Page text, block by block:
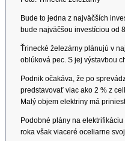
Bude to jedna z najväčších
bude najväčšou investíciou od
Ťrinecké železárny plánujú v
oblúková pec. S jej výstavbou
Podnik očakáva, že po
predstavovať viac ako 2 % z
Malý objem elektriny má
Podobné plány na
roka však viaceré oceliarne